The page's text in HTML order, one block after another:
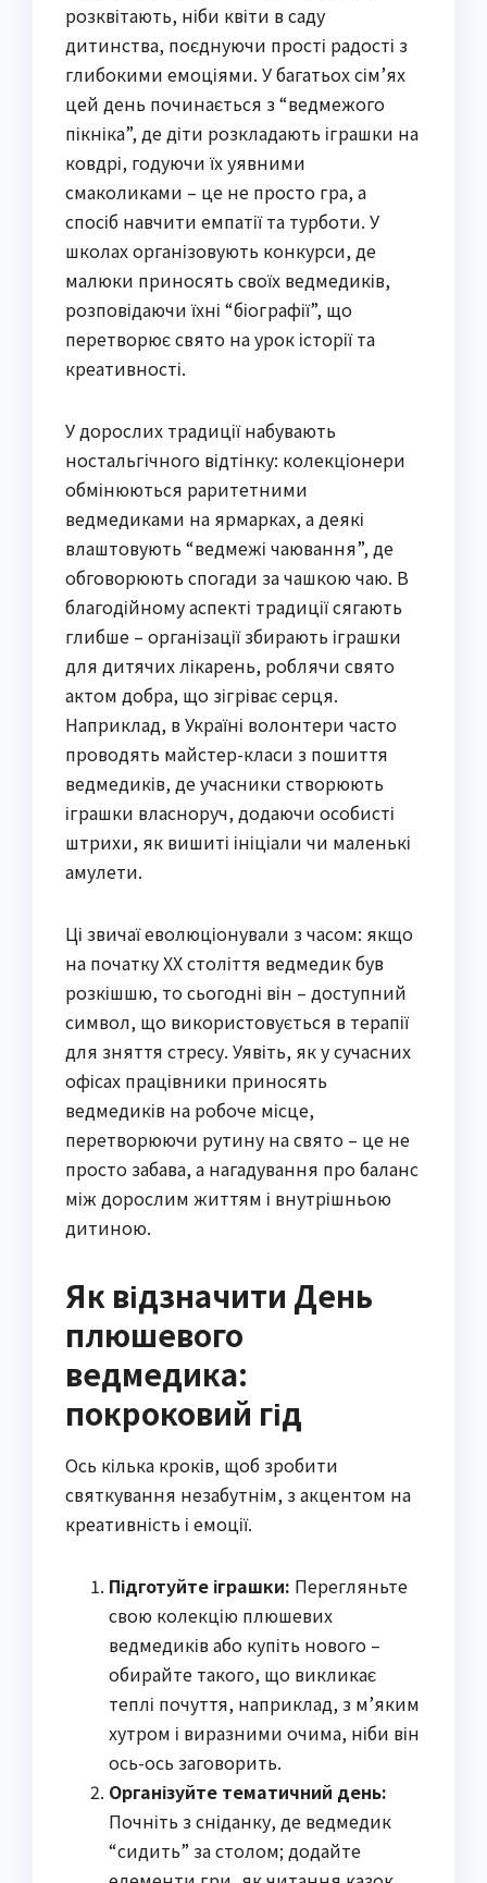
розквітають, ніби квіти в саду
дитинства, поєднуючи прості радості з
глибокими емоціями. У багатьох сім’ях
цей день починається з “ведмежого
пікніка”, де діти розкладають іграшки на
ковдрі, годуючи їх уявними
смаколиками – це не просто гра, а
спосіб навчити емпатії та турботи. У
школах організовують конкурси, де
малюки приносять своїх ведмедиків,
розповідаючи їхні “біографії”, що
перетворює свято на урок історії та
креативності.
У дорослих традиції набувають
ностальгічного відтінку: колекціонери
обмінюються раритетними
ведмедиками на ярмарках, а деякі
влаштовують “ведмежі чаювання”, де
обговорюють спогади за чашкою чаю. В
благодійному аспекті традиції сягають
глибше – організації збирають іграшки
для дитячих лікарень, роблячи свято
актом добра, що зігріває серця.
Наприклад, в Україні волонтери часто
проводять майстер-класи з пошиття
ведмедиків, де учасники створюють
іграшки власноруч, додаючи особисті
штрихи, як вишиті ініціали чи маленькі
амулети.
Ці звичаї еволюціонували з часом: якщо
на початку XX століття ведмедик був
розкішшю, то сьогодні він – доступний
символ, що використовується в терапії
для зняття стресу. Уявіть, як у сучасних
офісах працівники приносять
ведмедиків на робоче місце,
перетворюючи рутину на свято – це не
просто забава, а нагадування про баланс
між дорослим життям і внутрішньою
дитиною.
Як відзначити День
плюшевого
ведмедика:
покроковий гід
Ось кілька кроків, щоб зробити
святкування незабутнім, з акцентом на
креативність і емоції.
Підготуйте іграшки: Перегляньте
свою колекцію плюшевих
ведмедиків або купіть нового –
обирайте такого, що викликає
теплі почуття, наприклад, з м’яким
хутром і виразними очима, ніби він
ось-ось заговорить.
Організуйте тематичний день:
Почніть з сніданку, де ведмедик
“сидить” за столом; додайте